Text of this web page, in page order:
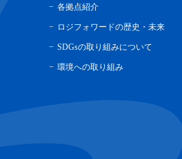
各拠点紹介
ロジフォワードの歴史・未来
SDGsの取り組みについて
環境への取り組み